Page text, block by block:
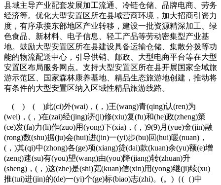
县域主导产业配套发展加工流通、冷链仓储、品牌电商、劳务
经济等。优化大型安置区所在县域营商环境，加大招商引资力
度，有序承接东部地区产业转移，建设一批资源精深加工、绿
色食品、新材料、电子信息、轻工产品等劳动密集型产业基
地。鼓励大型安置区所在县建设具备运输仓储、集散分拨等功
能的物流配送中心，引导供销、邮政、大型电商平台等在大型
安置区布局服务网点。支持大型安置区所在县开展国家全域旅
游示范区、国家森林康养基地、精品生态旅游地创建，推动将
有条件的大型安置区纳入区域性精品旅游线路。
( ) ( )此(ci)外(wai)，(，)王(wang)青(qing)认(ren)为
(wei)，(，)在(zai)经(jing)济(ji)修(xiu)复(fu)和(he)政(zheng)策
(ce)发(fa)力(li)作(zuo)用(yong)下(xia)，(，)9(9)月(yue)金(jin)融
(rong)数(shu)据(ju)会(hui)进(jin)一(yi)步(bu)回(hui)暖(nuan)，
(，)其(qi)中(zhong)各(ge)项(xiang)贷(dai)款(kuan)余(yu)额(e)增
(zeng)速(su)有(you)望(wang)由(you)降(jiang)转(zhuan)升
(sheng)，(，)这(zhe)是(shi)宽(kuan)信(xin)用(yong)继(ji)续(xu)
推(tui)进(jin)的(de)一(yi)个(ge)标(biao)志(zhi)。(。)（(（)中